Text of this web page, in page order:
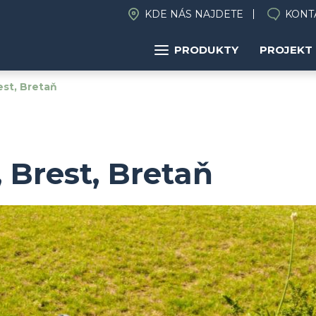
KDE NÁS NAJDETE
PRODUKTY PROJEKT
Bretaň
Bretaň